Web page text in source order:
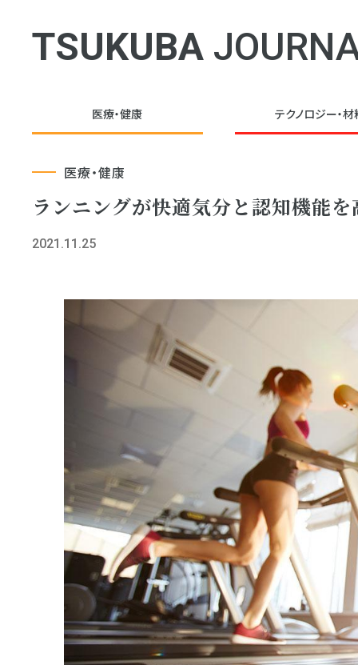
TSUKUBA
医療・健康 テクノロジー・材
医療・健康
ランニングが快適気分と認知機能
2021.11.25